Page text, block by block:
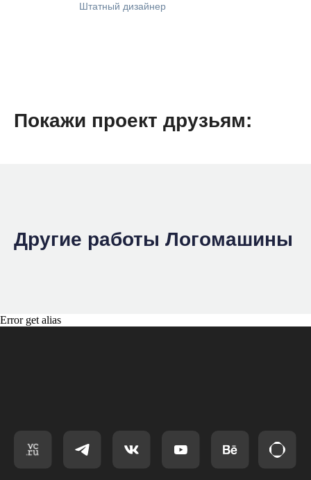
Штатный дизайнер
Покажи проект друзьям:
Другие работы Логомашины
Error get alias